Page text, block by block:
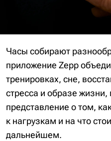
Часы собирают
приложение Zepp
тренировках, сне,
стресса и образе жизни,
представление о том,
к нагрузкам и на что
дальнейшем.